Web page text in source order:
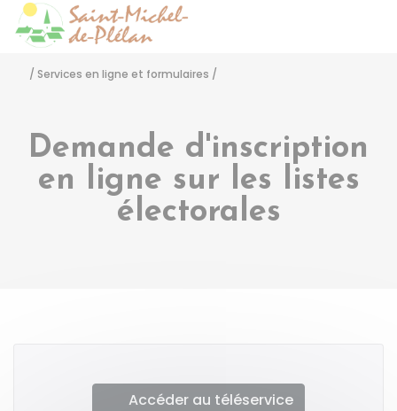
/ Services en ligne et formulaires /
Demande d'inscription
en ligne sur les listes
électorales
Accéder au téléservice